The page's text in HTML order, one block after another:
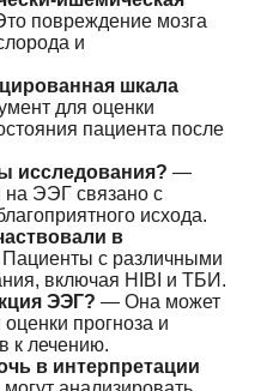
повреждение мозга
и
шкала
для оценки
пациента после
исследования? —
на ЭЭГ связано с
исхода.
в
с различными
включая HIBI и ТБИ.
ЭЭГ? — Она может
прогноза и
к лечению.
в интерпретации